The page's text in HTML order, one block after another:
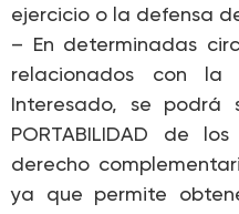
ejercicio o la defensa
– En determinadas
relacionados con la
Interesado, se
PORTABILIDAD de
derecho
ya que permite